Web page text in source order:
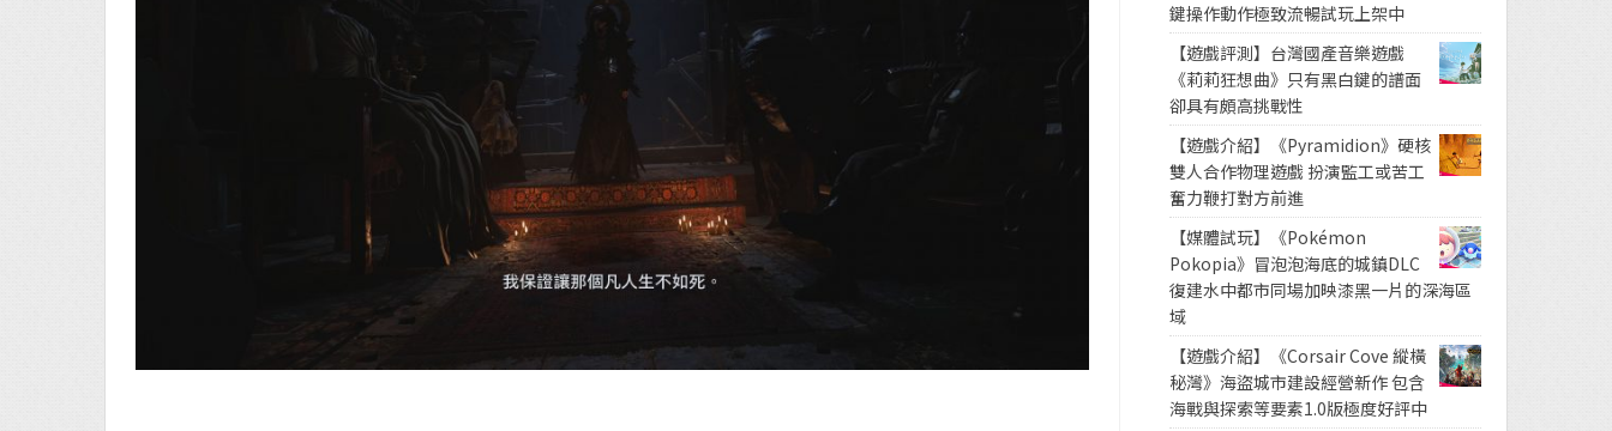
鍵操作動作極致流暢試玩上架中
【遊戲評測】台灣國產音樂遊戲
《莉莉狂想曲》只有黑白鍵的譜面
卻具有頗高挑戰性
【遊戲介紹】《Pyramidion》硬核
雙人合作物理遊戲 扮演監工或苦工
奮力鞭打對方前進
【媒體試玩】《Pokémon
Pokopia》冒泡泡海底的城鎮DLC
復建水中都市同場加映漆黑一片的深海區
域
【遊戲介紹】《Corsair Cove 縱橫
秘灣》海盜城市建設經營新作 包含
海戰與探索等要素1.0版極度好評中